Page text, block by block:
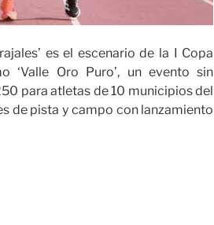
es el escenario de la I Copa
‘Valle Oro Puro’, un evento sin
para atletas de 10 municipios del
de pista y campo con lanzamiento